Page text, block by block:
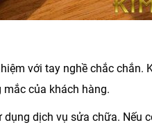
với tay nghề chắc chắn.
của khách hàng.
dịch vụ sửa chữa. Nếu